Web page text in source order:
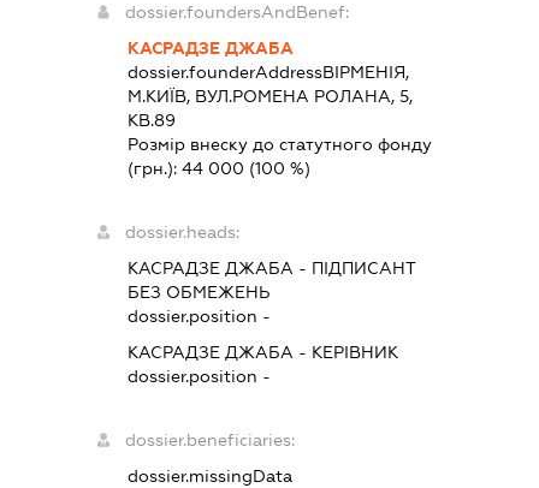
dossier.foundersAndBenef:
КАСРАДЗЕ ДЖАБА
dossier.founderAddressВІРМЕНІЯ,
М.КИЇВ, ВУЛ.РОМЕНА РОЛАНА, 5,
КВ.89
Розмір внеску до статутного фонду
(грн.):44 000 (100 %)
dossier.heads:
КАСРАДЗЕ ДЖАБА - ПІДПИСАНТ
БЕЗ ОБМЕЖЕНЬ
dossier.position -
КАСРАДЗЕ ДЖАБА - КЕРІВНИК
dossier.position -
dossier.beneficiaries:
dossier.missingData